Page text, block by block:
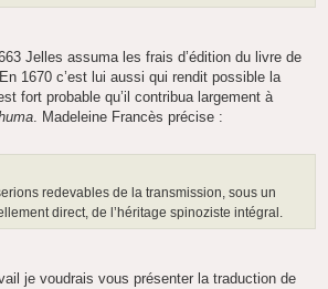
Jelles assuma les frais d’édition du livre de
1670 c’est lui aussi qui rendit possible la
fort probable qu’il contribua largement à
. Madeleine Francès précise :
redevables de la transmission, sous un
direct, de l’héritage spinoziste intégral.
je voudrais vous présenter la traduction de